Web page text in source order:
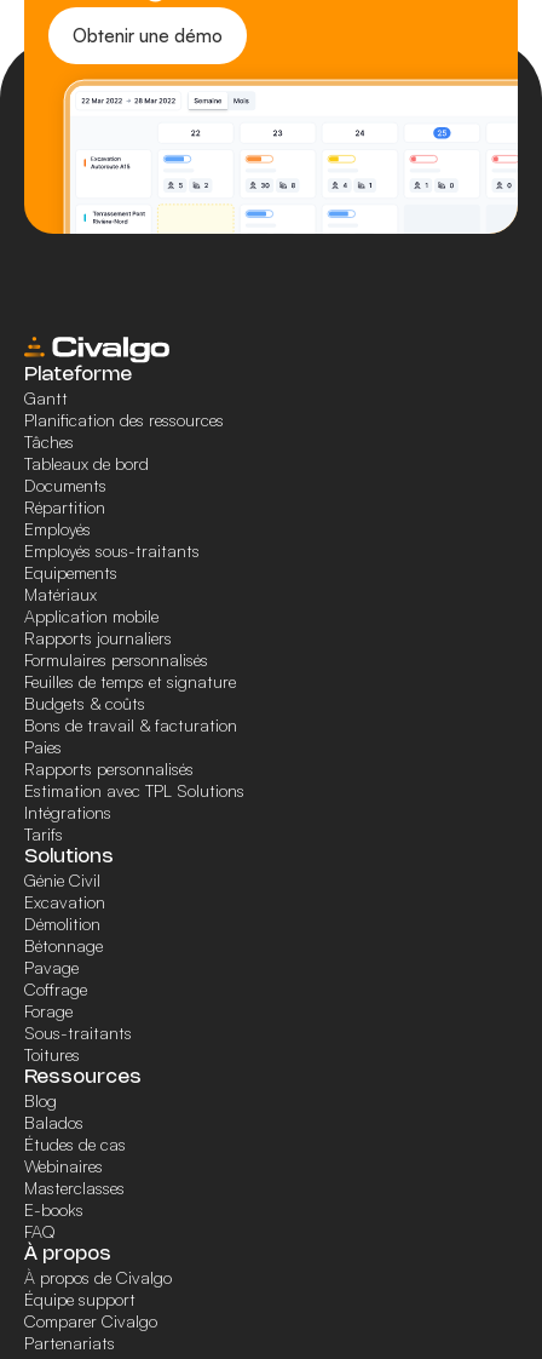
Obtenir une démo
Plateforme
Gantt
Planification des ressources
Tâches
Tableaux de bord
Documents
Répartition
Employés
Employés sous-traitants
Equipements
Matériaux
Application mobile
Rapports journaliers
Formulaires personnalisés
Feuilles de temps et signature
Budgets & coûts
Bons de travail & facturation
Paies
Rapports personnalisés
Estimation avec TPL Solutions
Intégrations
Tarifs
Solutions
Génie Civil
Excavation
Démolition
Bétonnage
Pavage
Coffrage
Forage
Sous-traitants
Toitures
Ressources
Blog
Balados
Études de cas
Webinaires
Masterclasses
E-books
FAQ
À propos
À propos de Civalgo
Équipe support
Comparer Civalgo
Partenariats